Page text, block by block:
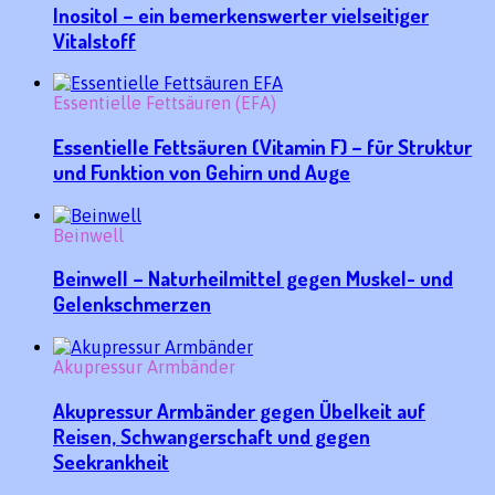
Inositol – ein bemerkenswerter vielseitiger
Vitalstoff
Essentielle Fettsäuren (EFA)
Essentielle Fettsäuren (Vitamin F) – für Struktur
und Funktion von Gehirn und Auge
Beinwell
Beinwell – Naturheilmittel gegen Muskel- und
Gelenkschmerzen
Akupressur Armbänder
Akupressur Armbänder gegen Übelkeit auf
Reisen, Schwangerschaft und gegen
Seekrankheit